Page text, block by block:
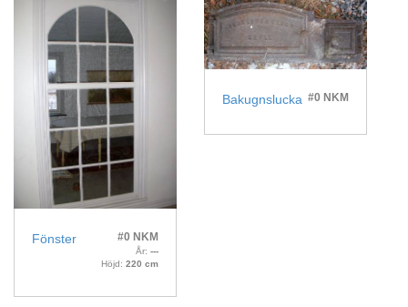
Fönster #0 NKM
År: ---
Höjd: 220 cm
Bakugnslucka #0 NKM